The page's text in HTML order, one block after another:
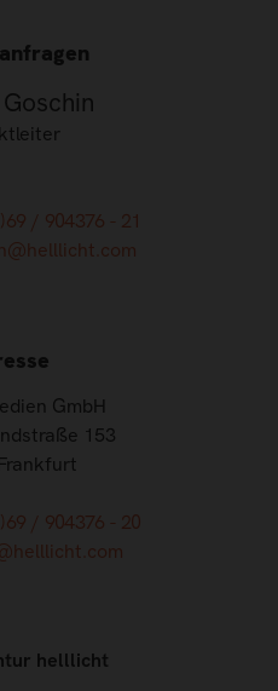
/ 904376 - 21
GmbH
153
/ 904376 - 20
helllicht